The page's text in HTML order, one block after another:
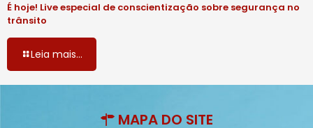
É hoje! Live especial de conscientização sobre segurança no
trânsito
Leia mais...
MAPA DO SITE